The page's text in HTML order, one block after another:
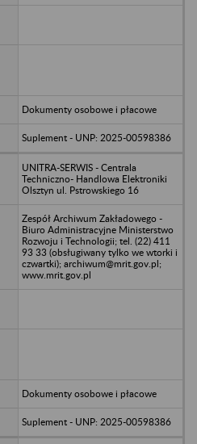
Dokumenty osobowe i płacowe
Suplement - UNP: 2025-00598386
UNITRA-SERWIS - Centrala
Techniczno- Handlowa Elektroniki
Olsztyn ul. Pstrowskiego 16
Zespół Archiwum Zakładowego -
Biuro Administracyjne Ministerstwo
Rozwoju i Technologii; tel. (22) 411
93 33 (obsługiwany tylko we wtorki i
czwartki); archiwum@mrit.gov.pl;
www.mrit.gov.pl
Dokumenty osobowe i płacowe
Suplement - UNP: 2025-00598386